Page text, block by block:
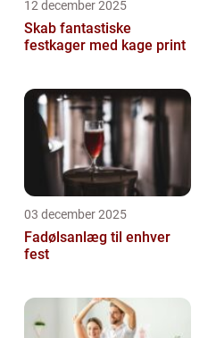
12 december 2025
Skab fantastiske
festkager med kage print
03 december 2025
Fadølsanlæg til enhver
fest